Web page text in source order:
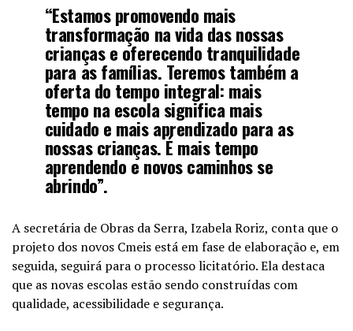
“Estamos promovendo mais
transformação na vida das nossas
crianças e oferecendo tranquilidade
para as famílias. Teremos também a
oferta do tempo integral: mais
tempo na escola significa mais
cuidado e mais aprendizado para as
nossas crianças. É mais tempo
aprendendo e novos caminhos se
abrindo”.
A secretária de Obras da Serra, Izabela Roriz, conta que o
projeto dos novos Cmeis está em fase de elaboração e, em
seguida, seguirá para o processo licitatório. Ela destaca
que as novas escolas estão sendo construídas com
qualidade, acessibilidade e segurança.